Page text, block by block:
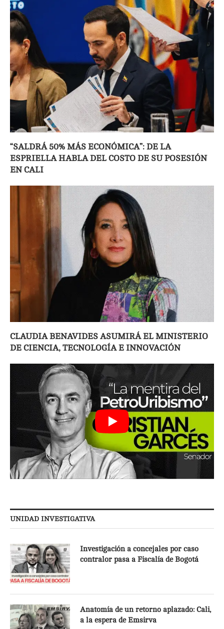
“SALDRÁ 50% MÁS ECONÓMICA”: DE LA
ESPRIELLA HABLA DEL COSTO DE SU POSESIÓN
EN CALI
CLAUDIA BENAVIDES ASUMIRÁ EL MINISTERIO
DE CIENCIA, TECNOLOGÍA E INNOVACIÓN
UNIDAD INVESTIGATIVA
Investigación a concejales por caso
contralor pasa a Fiscalía de Bogotá
Anatomía de un retorno aplazado: Cali,
a la espera de Emsirva